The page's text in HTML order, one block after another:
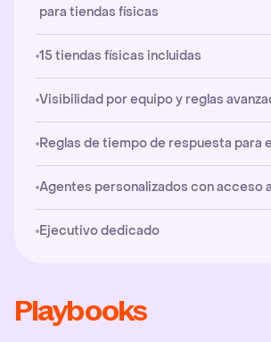
para tiendas físicas
15 tiendas físicas incluidas
Visibilidad por equipo y reglas
Reglas de tiempo de respuesta para
Agentes personalizados con acceso
Ejecutivo dedicado
Playbooks